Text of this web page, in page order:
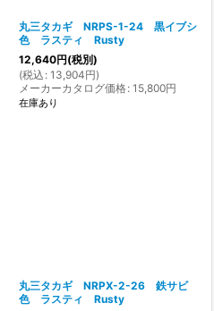
丸三タカギ NRPS-1-24 黒イブシ
色 ラスティ Rusty
12,640円(税別)
(税込 : 13,904円)
メーカーカタログ価格: 15,800円
在庫あり
丸三タカギ NRPX-2-26 鉄サビ
色 ラスティ Rusty